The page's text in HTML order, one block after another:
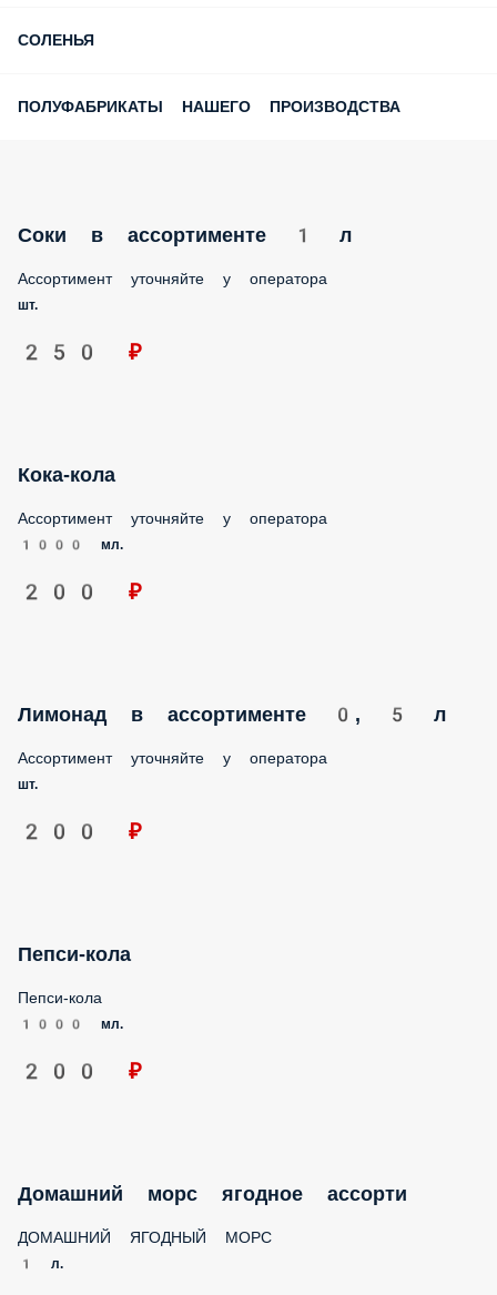
СОЛЕНЬЯ
ПОЛУФАБРИКАТЫ НАШЕГО ПРОИЗВОДСТВА
Соки в ассортименте 1 л
Ассортимент уточняйте у оператора
шт.
250 ₽
Кока-кола
Ассортимент уточняйте у оператора
1000 мл.
200 ₽
Лимонад в ассортименте 0, 5 л
Ассортимент уточняйте у оператора
шт.
200 ₽
Пепси-кола
Пепси-кола
1000 мл.
200 ₽
Домашний морс ягодное ассорти
ДОМАШНИЙ ЯГОДНЫЙ МОРС
1 л.